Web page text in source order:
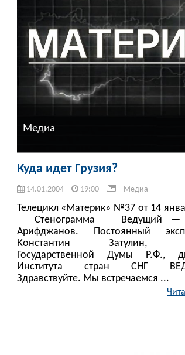
Медиа
Куда идет Грузия?
14.01.2004 19:00 Медиа
Телецикл «Материк» №37 от 14
Стенограмма Ведущий —
Арифджанов. Постоянный
Константин Затулин,
Государственной Думы Р.Ф.,
Института стран СНГ
Здравствуйте. Мы встречаемся ...